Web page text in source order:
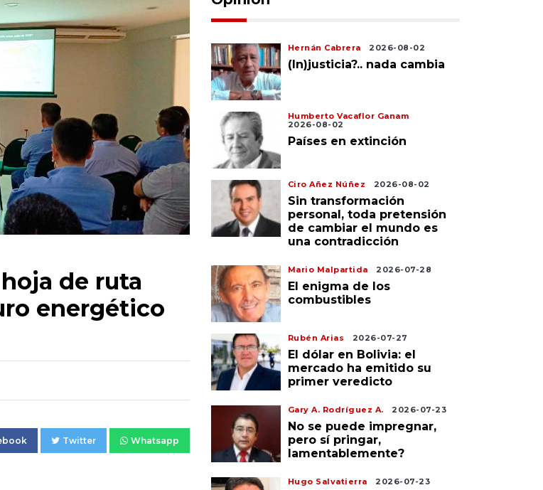
de ruta
energético
Twitter Whatsapp
Hernán Cabrera 2026-08-02
(In)justicia?.. nada cambia
Humberto Vacaflor Ganam
2026-08-02
Países en extinción
Ciro Añez Núñez 2026-08-02
Sin transformación
personal, toda pretensión
de cambiar el mundo es
una contradicción
Mario Malpartida 2026-07-28
El enigma de los
combustibles
Rubén Arias 2026-07-27
El dólar en Bolivia: el
mercado ha emitido su
primer veredicto
Gary A. Rodríguez A. 2026-07-23
No se puede impregnar,
pero sí pringar,
lamentablemente?
Hugo Salvatierra 2026-07-23